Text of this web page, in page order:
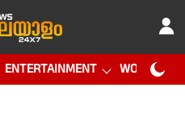
ENTERTAINMENT WORLD CUP